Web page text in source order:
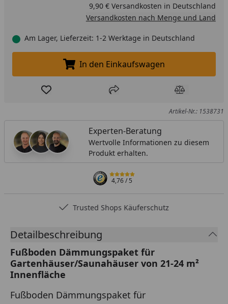
9,90 € Versandkosten in Deutschland
Versandkosten nach Menge und Land
Am Lager, Lieferzeit: 1-2 Werktage in Deutschland
In den Einkaufswagen legen
In den Einkaufswagen
Produkt zur Wunschliste hinzufügen
Teilen Produkt
Artikel-Nr.: 1538731
Experten-Beratung
Wertvolle Informationen zu diesem
Produkt erhalten.
4,76/ 5
Trusted Shops Käuferschutz
Detailbeschreibung
Fußboden Dämmungspaket für
Gartenhäuser/Saunahäuser von 21-24 m²
Innenfläche
Fußboden Dämmungspaket für